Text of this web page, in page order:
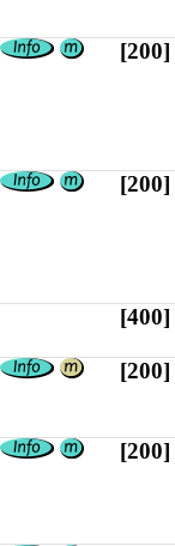
[200]
[200]
[400]
[200]
[200]